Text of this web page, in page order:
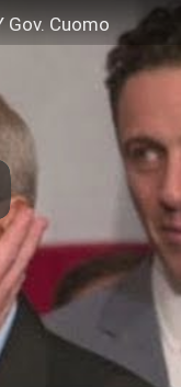
Gov. Cuomo